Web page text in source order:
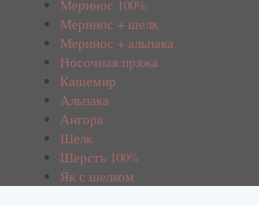
Меринос 100%
Меринос + шелк
Меринос + альпака
Носочная пряжа
Кашемир
Альпака
Ангора
Шелк
Шерсть 100%
Як с шелком